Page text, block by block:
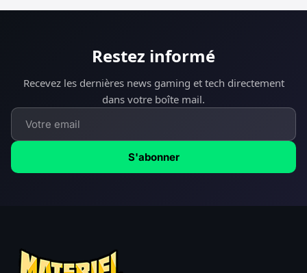
Restez informé
Recevez les dernières news gaming et tech directement
dans votre boîte mail.
S'abonner